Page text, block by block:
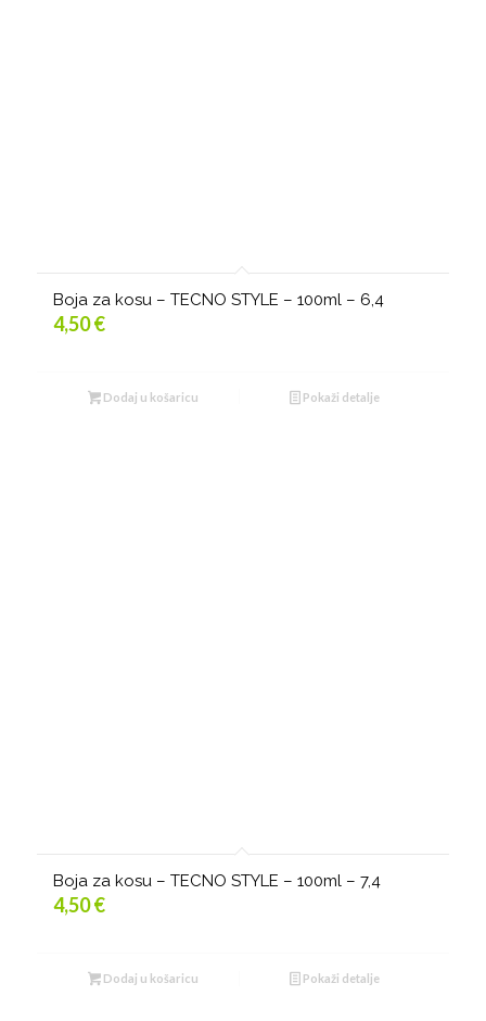
Boja za kosu – TECNO STYLE – 100ml – 6,4
4,50€
Dodaj u košaricu Pokaži detalje
Boja za kosu – TECNO STYLE – 100ml – 7,4
4,50€
Dodaj u košaricu Pokaži detalje